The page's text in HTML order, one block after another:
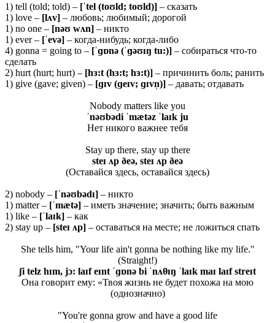
1) tell (told; told) – [ˈtel (toʊld; toʊld)] – сказать
1) love – [lʌv] – любовь; любимый; дорогой
1) no one – [nəʊ wʌn] – никто
1) ever – [ˈevə] – когда-нибудь; когда-либо
4) gonna = going to – [ˈɡɒnə (ˈɡəʊɪŋ tu:)] – собираться что-то
сделать
2) hurt (hurt; hurt) – [hɜ:t (hɜ:t; hɜ:t)] – причинить боль; ранить
1) give (gave; given) – [ɡɪv (ɡeɪv; ɡɪvn̩)] – давать; отдавать
Nobody matters like you
ˈnəʊbədi ˈmætəz ˈlaɪk ju
Нет никого важнее тебя
Stay up there, stay up there
steɪ ʌp ðeə, steɪ ʌp ðeə
(Оставайся здесь, оставайся здесь)
2) nobody – [ˈnəʊbədɪ] – никто
1) matter – [ˈmætə] – иметь значение; значить; быть важным
1) like – [ˈlaɪk] – как
2) stay up – [steɪ ʌp] – оставаться на месте; не ложиться спать
She tells him, "Your life ain't gonna be nothing like my life."
(Straight!)
ʃi telz hɪm, jɔ: laɪf eɪnt ˈɡɒnə bi ˈnʌθɪŋ ˈlaɪk maɪ laɪf streɪt
Она говорит ему: «Твоя жизнь не будет похожа на мою
(однозначно)
"You're gonna grow and have a good life